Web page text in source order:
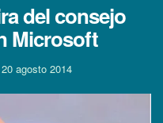
del consejo
Microsoft
20 agosto 2014